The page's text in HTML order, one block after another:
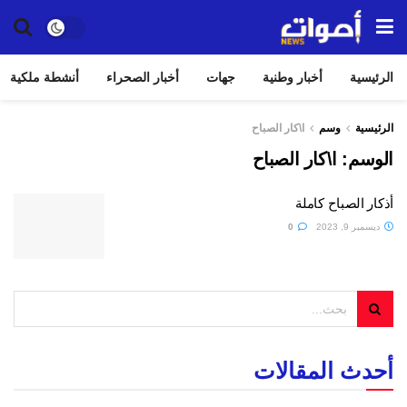
الرئيسية أخبار وطنية جهات أخبار الصحراء أنشطة ملكية
الرئيسية وسم ا\كار الصباح
الوسم: ا\كار الصباح
أذكار الصباح كاملة
ديسمبر 9, 2023
أحدث المقالات